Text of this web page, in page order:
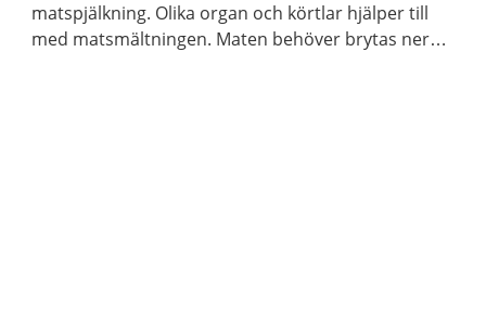
matspjälkning. Olika organ och körtlar hjälper till
med matsmältningen. Maten behöver brytas ner